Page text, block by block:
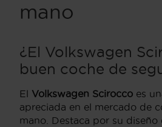
mano
¿El Volkswagen
buen coche de
El Volkswagen Scirocco es
apreciada en el mercado de
mano. Destaca por su diseño